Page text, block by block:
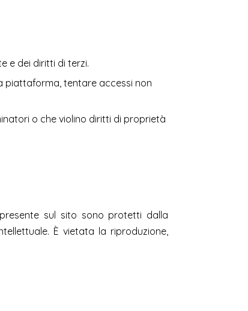
e dei diritti di terzi.
piattaforma, tentare accessi non
o che violino diritti di proprietà
sul sito sono protetti dalla
È vietata la riproduzione,